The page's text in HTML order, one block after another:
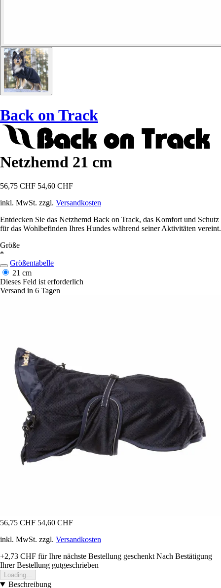
Back on Track
Netzhemd 21 cm
56,75 CHF 54,60 CHF
inkl. MwSt. zzgl. Versandkosten
Entdecken Sie das Netzhemd Back on Track, das Komfort und Schutz
für das Wohlbefinden Ihres Hundes während seiner Aktivitäten vereint.
Größe
*
Größentabelle
21 cm
Dieses Feld ist erforderlich
Versand in 6 Tagen
56,75 CHF 54,60 CHF
inkl. MwSt. zzgl. Versandkosten
+2,73 CHF für Ihre nächste Bestellung geschenkt Nach Bestätigung
Ihrer Bestellung gutgeschrieben
Loading...
Beschreibung